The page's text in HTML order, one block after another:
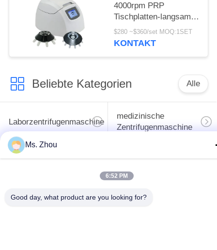
4000rpm PRP
Tischplatten-langsame
Zentrifuge PRF TD4
$280 ~$360/set MOQ:1SET
KONTAKT
Beliebte Kategorien Alle
Laborzentrifugenmaschine
medizinische
Zentrifugenmaschine
PRP PRF-Zentrifuge
gekühlte
Bluttrennungszentrifuge Blutbank-Zentrifuge
Ms. Zhou
6:52 PM
Good day, what product are you looking for?